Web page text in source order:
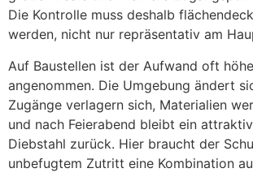
Die Kontrolle muss deshalb
werden, nicht nur repräsentativ am
Auf Baustellen ist der Aufwand oft
angenommen. Die Umgebung ändert
Zugänge verlagern sich, Materialien
und nach Feierabend bleibt ein
Diebstahl zurück. Hier braucht der
unbefugtem Zutritt eine Kombination